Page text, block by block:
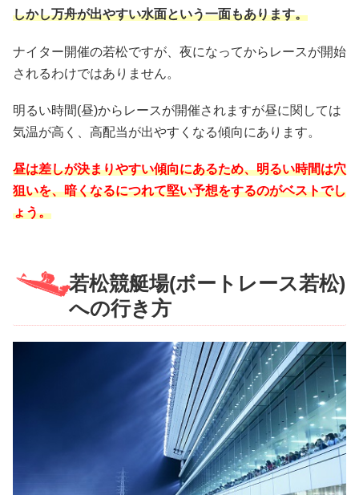
しかし万舟が出やすい水面という一面もあります。
ナイター開催の若松ですが、夜になってからレースが開始
されるわけではありません。
明るい時間(昼)からレースが開催されますが昼に関しては
気温が高く、高配当が出やすくなる傾向にあります。
昼は差しが決まりやすい傾向にあるため、明るい時間は穴
狙いを、暗くなるにつれて堅い予想をするのがベストでし
ょう。
若松競艇場(ボートレース若松)
への行き方